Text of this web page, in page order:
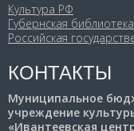
Культура РФ
Губернская библиотека
Российская
КОНТАКТЫ
Муниципальное
учреждение
«Ивантеевская